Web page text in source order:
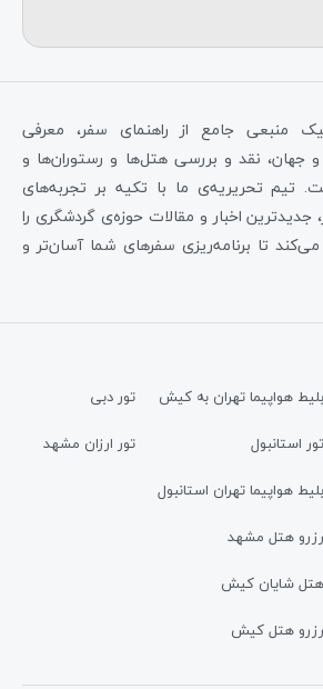
منبعی جامع از راهنمای سفر، معرفی
و جهان، نقد و بررسی هتل‌ها و رستوران‌ها و
تیم تحریریه‌ی ما با تکیه بر تجربه‌های
اخبار و مقالات حوزه‌ی گردشگری را
می‌کند تا برنامه‌ریزی سفرهای شما آسان‌تر و
بلیط هواپیما تهران به کیش
تور استانبول
بلیط هواپیما تهران استانبول
رزرو هتل مشهد
هتل شایان کیش
رزرو هتل کیش
تور دبی
تور ارزان مشهد